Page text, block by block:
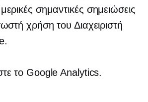
σημαντικές σημειώσεις
χρήση του Διαχειριστή
το Google Analytics.